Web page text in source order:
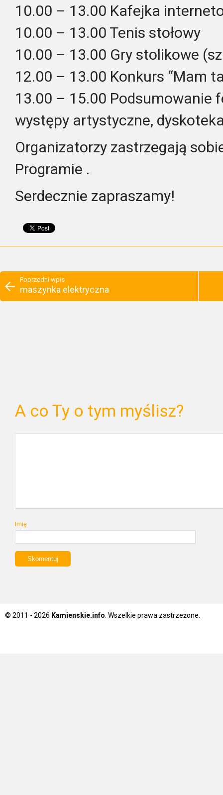
10.00 – 13.00 Kafejka
10.00 – 13.00 Tenis stołowy
10.00 – 13.00 Gry stolikowe
12.00 – 13.00 Konkurs “Mam
13.00 – 15.00 Podsumowanie
występy artystyczne,
Organizatorzy zastrzegają
Programie .
Serdecznie zapraszamy!
Poprzedni wpis
maszynka elektryczna
A co Ty o tym myślisz?
Imię
© 2011 - 2026 Kamienskie.info . Wszelkie prawa zastrzeżone.